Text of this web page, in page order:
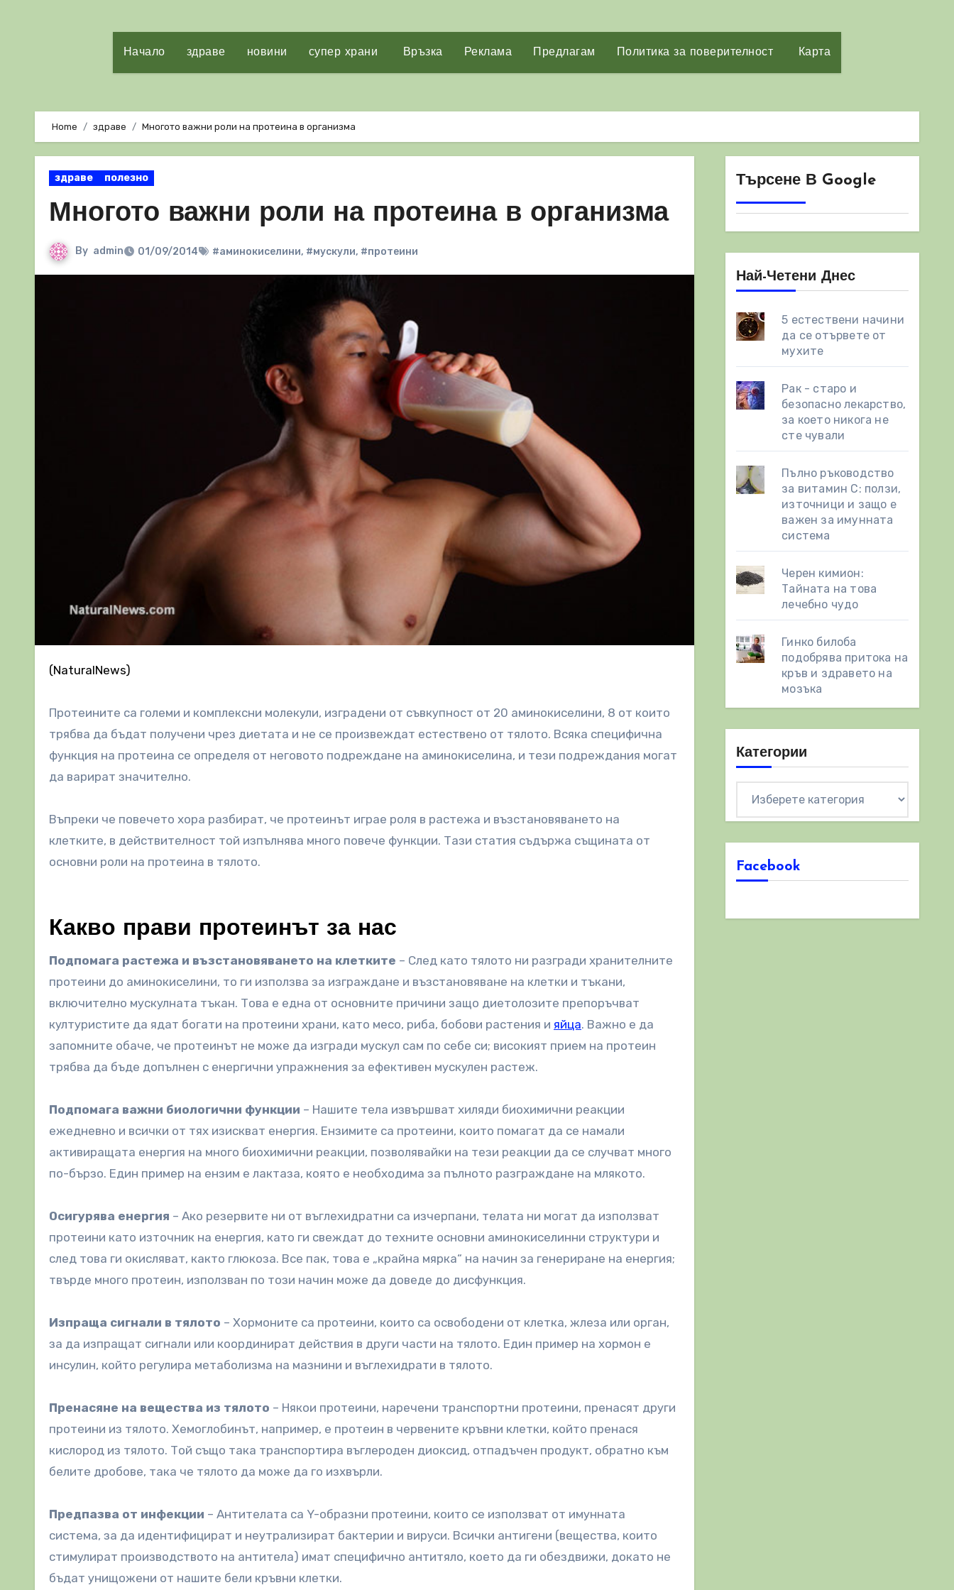
Начало здраве новини супер храни Връзка Реклама Предлагам Политика за поверителност Карта
Home здраве Многото важни роли на протеина в организма
здраве полезно
Многото важни роли на протеина в организма
By admin 01/09/2014 #аминокиселини, #мускули, #протеини
(NaturalNews)
Протеините са големи и комплексни молекули, изградени от съвкупност от 20 аминокиселини, 8 от които
трябва да бъдат получени чрез диетата и не се произвеждат естествено от тялото. Всяка специфична
функция на протеина се определя от неговото подреждане на аминокиселина, и тези подреждания могат
да варират значително.
Въпреки че повечето хора разбират, че протеинът играе роля в растежа и възстановяването на
клетките, в действителност той изпълнява много повече функции. Тази статия съдържа същината от
основни роли на протеина в тялото.
Какво прави протеинът за нас
Подпомага растежа и възстановяването на клетките – След като тялото ни разгради хранителните
протеини до аминокиселини, то ги използва за изграждане и възстановяване на клетки и тъкани,
включително мускулната тъкан. Това е една от основните причини защо диетолозите препоръчват
културистите да ядат богати на протеини храни, като месо, риба, бобови растения и яйца. Важно е да
запомните обаче, че протеинът не може да изгради мускул сам по себе си; високият прием на протеин
трябва да бъде допълнен с енергични упражнения за ефективен мускулен растеж.
Подпомага важни биологични функции – Нашите тела извършват хиляди биохимични реакции
ежедневно и всички от тях изискват енергия. Ензимите са протеини, които помагат да се намали
активиращата енергия на много биохимични реакции, позволявайки на тези реакции да се случват много
по-бързо. Един пример на ензим е лактаза, която е необходима за пълното разграждане на млякото.
Осигурява енергия – Ако резервите ни от въглехидратни са изчерпани, телата ни могат да използват
протеини като източник на енергия, като ги свеждат до техните основни аминокиселинни структури и
след това ги окисляват, както глюкоза. Все пак, това е „крайна мярка“ на начин за генериране на енергия;
твърде много протеин, използван по този начин може да доведе до дисфункция.
Изпраща сигнали в тялото – Хормоните са протеини, които са освободени от клетка, жлеза или орган,
за да изпращат сигнали или координират действия в други части на тялото. Един пример на хормон е
инсулин, който регулира метаболизма на мазнини и въглехидрати в тялото.
Пренасяне на вещества из тялото – Някои протеини, наречени транспортни протеини, пренасят други
протеини из тялото. Хемоглобинът, например, е протеин в червените кръвни клетки, който пренася
кислород из тялото. Той също така транспортира въглероден диоксид, отпадъчен продукт, обратно към
белите дробове, така че тялото да може да го изхвърли.
Предпазва от инфекции – Антителата са Y-образни протеини, които се използват от имунната
система, за да идентифицират и неутрализират бактерии и вируси. Всички антигени (вещества, които
стимулират производството на антитела) имат специфично антитяло, което да ги обездвижи, докато не
бъдат унищожени от нашите бели кръвни клетки.
Търсене В Google
Най-Четени Днес
5 естествени начини
да се отървете от
мухите
Рак - старо и
безопасно лекарство,
за което никога не
сте чували
Пълно ръководство
за витамин С: ползи,
източници и защо е
важен за имунната
система
Черен кимион:
Тайната на това
лечебно чудо
Гинко билоба
подобрява притока на
кръв и здравето на
мозъка
Категории
Facebook